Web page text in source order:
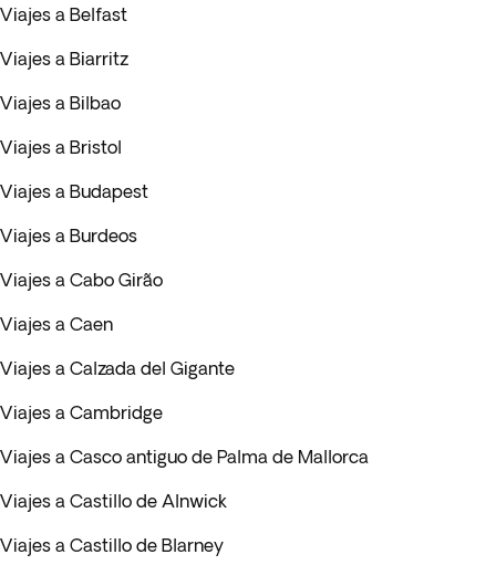
Viajes a Belfast
Viajes a Biarritz
Viajes a Bilbao
Viajes a Bristol
Viajes a Budapest
Viajes a Burdeos
Viajes a Cabo Girão
Viajes a Caen
Viajes a Calzada del Gigante
Viajes a Cambridge
Viajes a Casco antiguo de Palma de Mallorca
Viajes a Castillo de Alnwick
Viajes a Castillo de Blarney